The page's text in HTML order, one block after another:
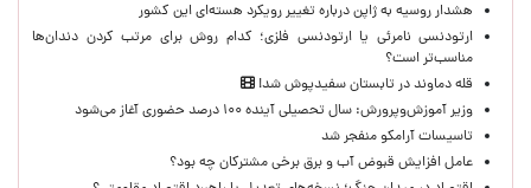
هشدار روسیه به ژاپن درباره تغییر رویکرد هسته‌ای این کشور
ارتودنسی نامرئی یا ارتودنسی فلزی؛ کدام روش برای مرتب کردن دندان‌ها
مناسب‌تر است؟
قله دماوند در تابستان سفیدپوش شد!
وزیر آموزش‌وپرورش: سال تحصیلی آینده ۱۰۰ درصد حضوری آغاز می‌شود
تاسیسات آرامکو منفجر شد
عامل افزایش قبوض آب و برق برخی مشترکان چه بود؟